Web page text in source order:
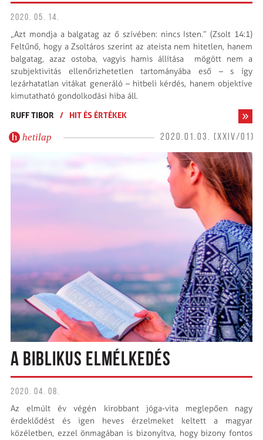
2020. 05. 14.
„Azt mondja a balgatag az ő szívében: nincs Isten.” (Zsolt 14:1)
Feltűnő, hogy a Zsoltáros szerint az ateista nem hitetlen, hanem
balgatag, azaz ostoba, vagyis hamis állítása mögött nem a
szubjektivitás ellenőrizhetetlen tartományába eső – s így
lezárhatatlan vitákat generáló – hitbeli kérdés, hanem objektíve
kimutatható gondolkodási hiba áll.
RUFF TIBOR
/ HIT ÉS ÉRTÉKEK
hetilap 2020.01.03. (XXIV/01)
A BIBLIKUS ELMÉLKEDÉS
2020. 04. 08.
Az elmúlt év végén kirobbant jóga-vita meglepően nagy
érdeklődést és igen heves érzelmeket keltett a magyar
közéletben, ezzel önmagában is bizonyítva, hogy bizony fontos